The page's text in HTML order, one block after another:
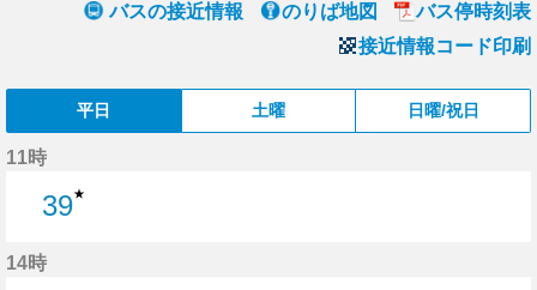
バスの接近情報 のりば地図
バス停時刻表
接近情報コード印刷
平日 土曜 日曜/祝日
11時
39★
14時